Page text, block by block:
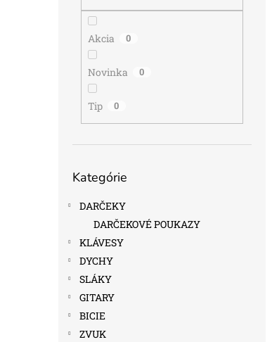
Akcia 0
Novinka 0
Tip 0
kategórie
Kategórie
DARČEKY
DARČEKOVÉ POUKAZY
KLÁVESY
DYCHY
SLÁKY
GITARY
BICIE
ZVUK